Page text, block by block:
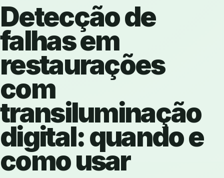
Detecção de
falhas em
restaurações
com
transiluminação
digital: quando e
como usar